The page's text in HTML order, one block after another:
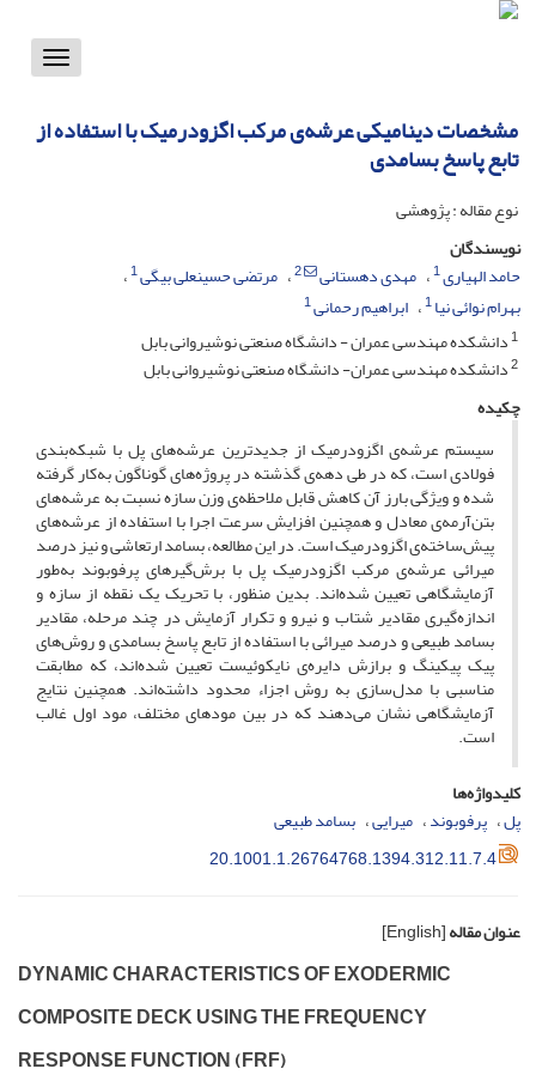
Toggle
مشخصات دینامیکی عرشه‌ی مرکب اگزودرمیک با استفاده از
تابع پاسخ بسامدی
نوع مقاله : پژوهشی
نویسندگان
حامد الهیاری1 مهدی دهستانی 2 مرتضی حسینعلی بیگی1
بهرام نوائی نیا1 ابراهیم رحمانی1
1دانشکده مهندسی عمران - دانشگاه صنعتی نوشیروانی بابل
2دانشکده مهندسی عمران- دانشگاه صنعتی نوشیروانی بابل
چکیده
سیستم عرشه‌ی اگزودرمیک از جدیدترین عرشه‌های پل با شبکه‌بندی
فولادی است، که در طی دهه‌ی گذشته در پروژه‌های گوناگون به‌کار گرفته
شده و ویژگی بارز آن کاهش قابل ملاحظه‌ی وزن سازه نسبت به عرشه‌های
بتن‌آرمه‌ی معادل و همچنین افزایش سرعت اجرا با استفاده از عرشه‌های
پیش‌ساخته‌ی اگزودرمیک است. در این مطالعه، بسامد ارتعاشی و نیز درصد
میرائی عرشه‌ی مرکب اگزودرمیک پل با برش‌گیرهای پرفوبوند به‌طور
آزمایشگاهی تعیین شده‌اند. بدین منظور، با تحریک یک نقطه از سازه و
اندازه‌گیری مقادیر شتاب و نیرو و تکرار آزمایش در چند مرحله، مقادیر
بسامد طبیعی و درصد میرائی با استفاده از تابع پاسخ بسامدی و روش‌های
پیک پیکینگ و برازش دایره‌ی نایکوئیست تعیین شده‌اند، که مطابقت
مناسبی با مدل‌سازی به روش اجزاء محدود داشته‌اند. همچنین نتایج
آزمایشگاهی نشان می‌دهند که در بین مودهای مختلف، مود اول غالب
است.
کلیدواژه‌ها
پل پرفوبوند میرایی بسامد طبیعی
20.1001.1.26764768.1394.312.11.7.4
عنوان مقاله[English]
D‌Y‌N‌A‌M‌I‌C C‌H‌A‌R‌A‌C‌T‌E‌R‌I‌S‌T‌I‌C‌S O‌F E‌X‌O‌D‌E‌R‌M‌I‌C
C‌O‌M‌P‌O‌S‌I‌T‌E D‌E‌C‌K U‌S‌I‌N‌G T‌H‌E F‌R‌E‌Q‌U‌E‌N‌C‌Y
R‌E‌S‌P‌O‌N‌S‌E F‌U‌N‌C‌T‌I‌O‌N (F‌R‌F)